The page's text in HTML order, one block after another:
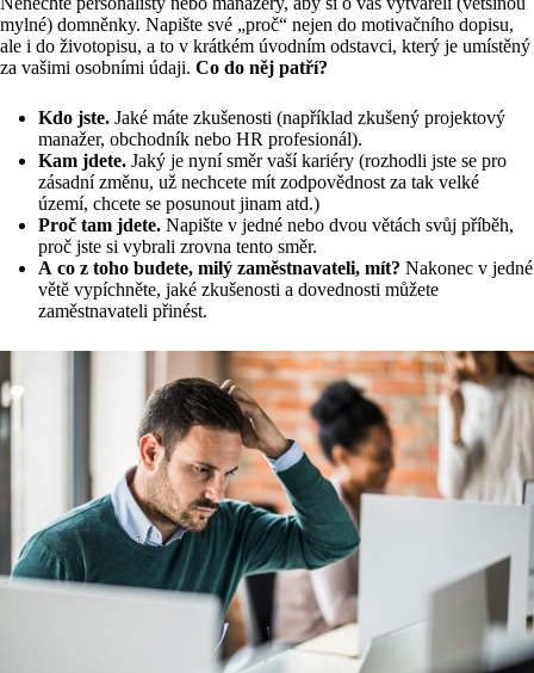
mylné) domněnky. Napište své „proč“ nejen do motivačního dopisu,
ale i do životopisu, a to v krátkém úvodním odstavci, který je umístěný
za vašimi osobními údaji. Co do něj patří?
Kdo jste. Jaké máte zkušenosti (například zkušený projektový
manažer, obchodník nebo HR profesionál).
Kam jdete. Jaký je nyní směr vaší kariéry (rozhodli jste se pro
zásadní změnu, už nechcete mít zodpovědnost za tak velké
území, chcete se posunout jinam atd.)
Proč tam jdete. Napište v jedné nebo dvou větách svůj příběh,
proč jste si vybrali zrovna tento směr.
A co z toho budete, milý zaměstnavateli, mít? Nakonec v jedné
větě vypíchněte, jaké zkušenosti a dovednosti můžete
zaměstnavateli přinést.